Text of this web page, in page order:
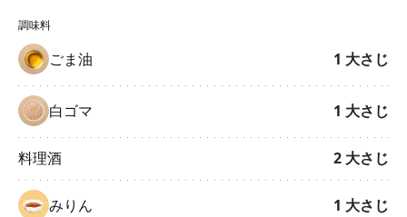
調味料
ごま油 1 大さじ
白ゴマ 1 大さじ
料理酒 2 大さじ
みりん 1 大さじ